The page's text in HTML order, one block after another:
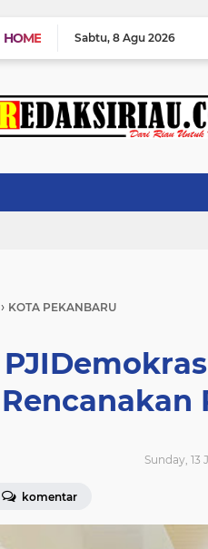
HOME
Sabtu 8 Agu 2026
› KOTA PEKANBARU
Rencanakan
Sunday, 13
komentar